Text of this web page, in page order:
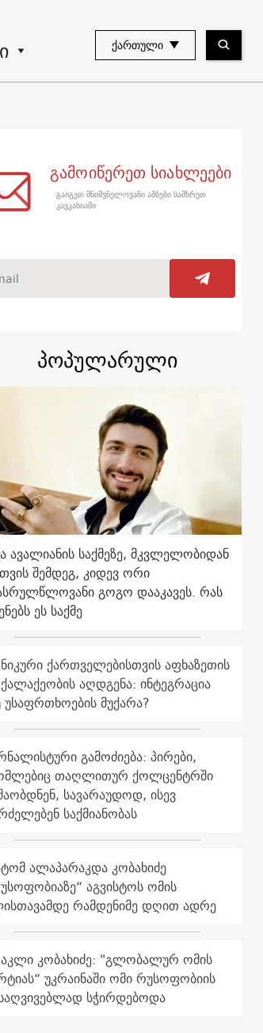
ᲥᲐᲠᲗᲣᲚᲘ
გამოიწერეთ სიახლეები
გაიგეთ მნიშვნელოვანი ამბები სამხრეთ
კავკასიაში
პოპულარული
ავალიანის საქმეზე, მკვლელობიდან
შემდეგ, კიდევ ორი
გოგო დააკავეს. რას
ეს საქმე
ქართველებისთვის აფხაზეთის
აღდგენა: ინტეგრაცია
მუქარა?
გამოძიება: პირები,
თაღლითურ ქოლცენტრში
სავარაუდოდ, ისევ
საქმიანობას
ალაპარაკდა კობახიძე
აგვისტოს ომის
რამდენიმე დღით ადრე
კობახიძე: "გლობალურ ომის
უკრაინაში ომი რუსოფობიის
სჭირდებოდა